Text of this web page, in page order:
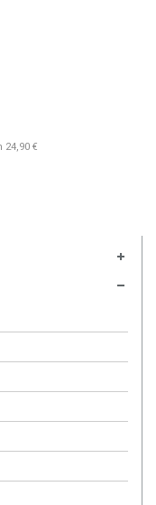
24,90 €